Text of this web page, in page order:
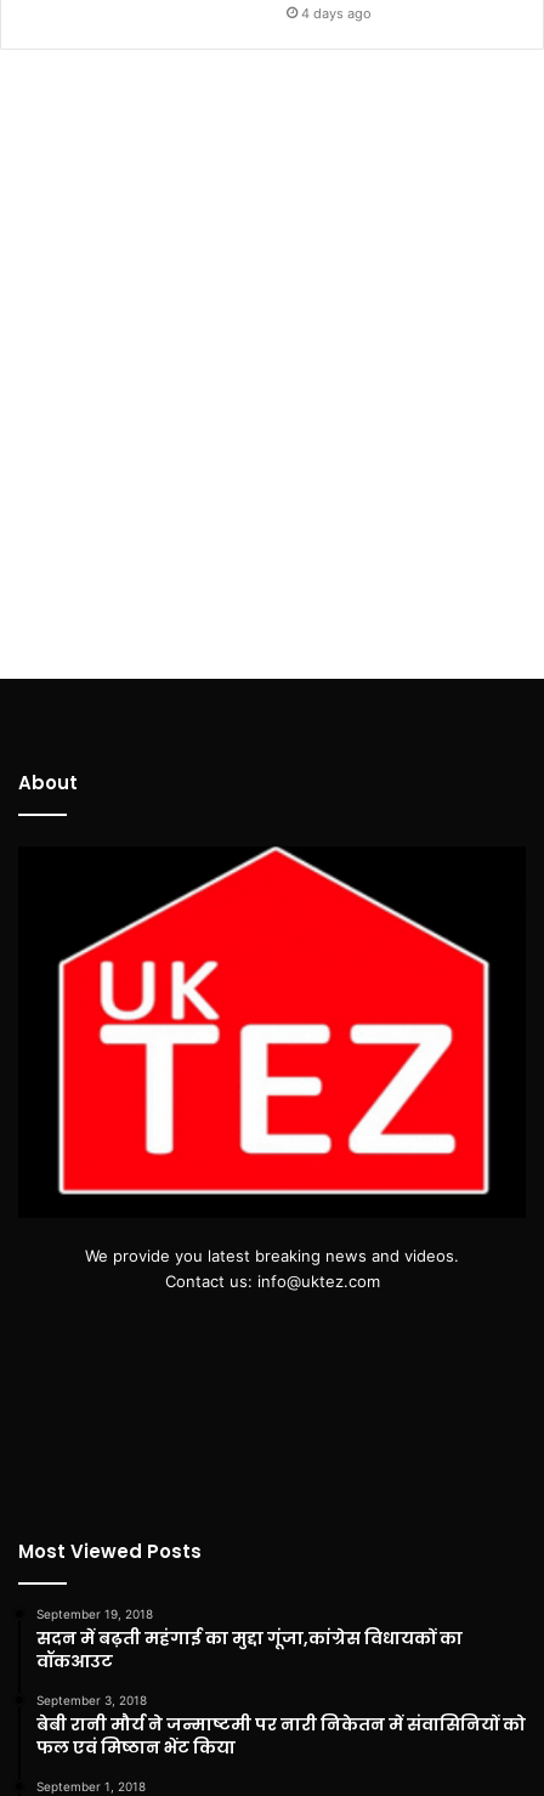
4 days ago
About
We provide you latest breaking news and videos.
Contact us: info@uktez.com
Most Viewed Posts
September 19, 2018
सदन में बढ़ती महंगाई का मुद्दा गूंजा,कांग्रेस विधायकों का
वॉकआउट
September 3, 2018
बेबी रानी मौर्य ने जन्माष्टमी पर नारी निकेतन में संवासिनियों को
फल एवं मिष्ठान भेंट किया
September 1, 2018